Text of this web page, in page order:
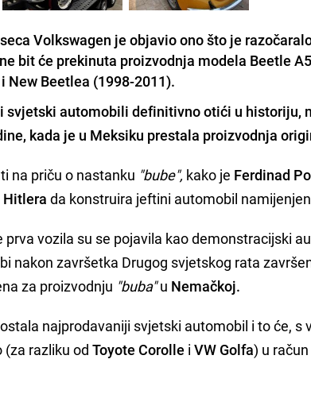
Volkswagen je objavio ono što je
bit će prekinuta proizvodnja modela Beetle
New Beetlea (1998-2011).
svjetski automobili definitivno otići u historiju,
kada je u Meksiku prestala proizvodnja
na priču o nastanku "bube", kako je Ferdinad
da konstruira jeftini automobil
prva vozila su se pojavila kao demonstracijski
nakon završetka Drugog svjetskog rata
za proizvodnju "buba"u Nemačkoj.
najprodavaniji svjetski automobil i to će, s
(za razliku odToyote Corolle iVW Golfa) u